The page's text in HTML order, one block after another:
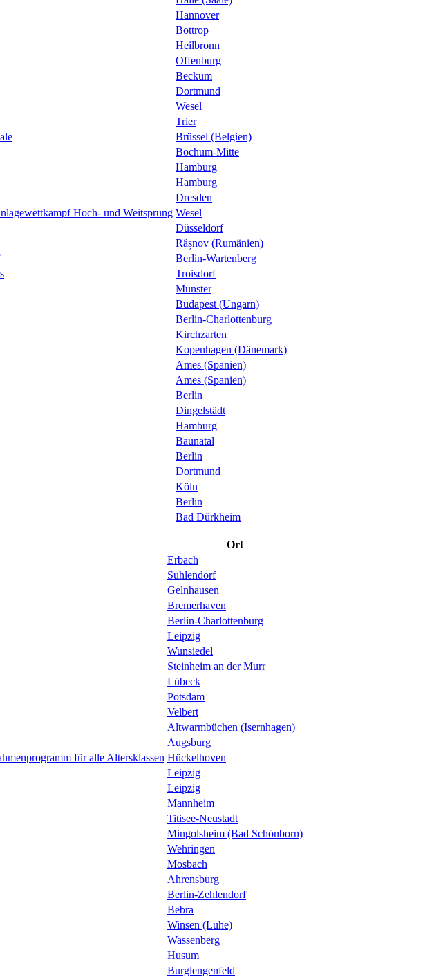
Hannover
Bottrop
Heilbronn
Offenburg
Beckum
Dortmund
Wesel
Trier
Brüssel (Belgien)
Bochum-Mitte
Hamburg
Hamburg
Dresden
Hoch- und Weitsprung Wesel
Düsseldorf
Râșnov (Rumänien)
Berlin-Wartenberg
Troisdorf
Münster
Budapest (Ungarn)
Berlin-Charlottenburg
Kirchzarten
Kopenhagen (Dänemark)
Ames (Spanien)
Ames (Spanien)
Berlin
Dingelstädt
Hamburg
Baunatal
Berlin
Dortmund
Köln
Berlin
Bad Dürkheim
Ort
Erbach
Suhlendorf
Gelnhausen
Bremerhaven
Berlin-Charlottenburg
Leipzig
Wunsiedel
Steinheim an der Murr
Lübeck
Potsdam
Velbert
Altwarmbüchen (Isernhagen)
Augsburg
für alle Altersklassen Hückelhoven
Leipzig
Leipzig
Mannheim
Titisee-Neustadt
Mingolsheim (Bad Schönborn)
Wehringen
Mosbach
Ahrensburg
Berlin-Zehlendorf
Bebra
Winsen (Luhe)
Wassenberg
Husum
Burglengenfeld